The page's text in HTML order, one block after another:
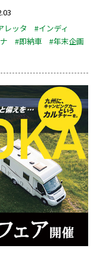
レッタ
#インディ
#即納車
#年末企画